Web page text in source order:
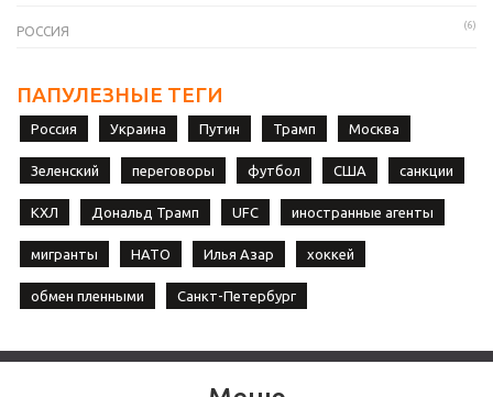
РОССИЯ (6)
ПАПУЛЕЗНЫЕ ТЕГИ
Россия Украина Путин Трамп Москва
Зеленский переговоры футбол США санкции
КХЛ Дональд Трамп UFC иностранные агенты
мигранты НАТО Илья Азар хоккей
обмен пленными Санкт-Петербург